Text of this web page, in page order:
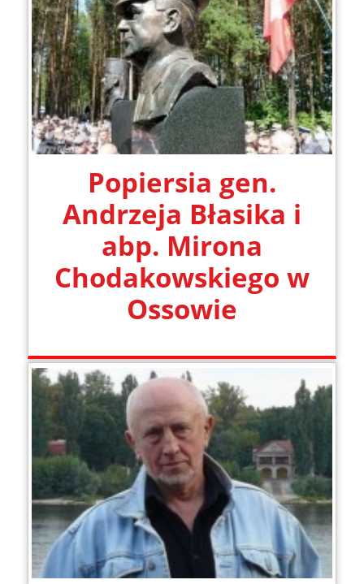
Popiersia gen.
Andrzeja Błasika i
abp. Mirona
Chodakowskiego w
Ossowie